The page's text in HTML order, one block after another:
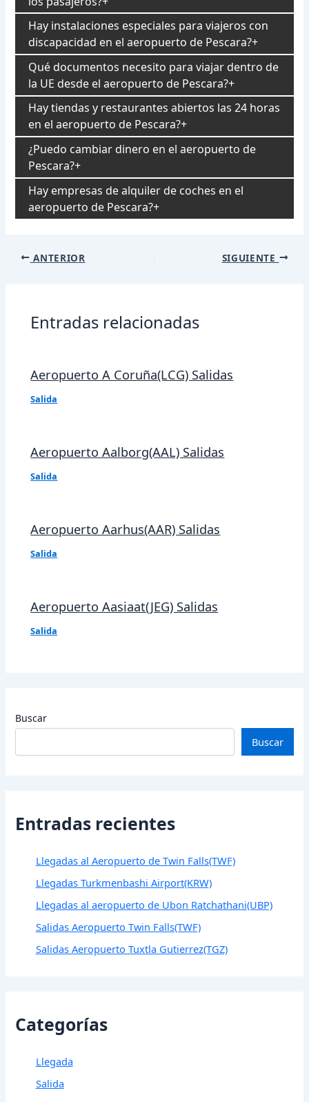
Hay instalaciones especiales para viajeros con
discapacidad en el aeropuerto de Pescara?
Qué documentos necesito para viajar dentro de
la UE desde el aeropuerto de Pescara?
Hay tiendas y restaurantes abiertos las 24 horas
en el aeropuerto de Pescara?
¿Puedo cambiar dinero en el aeropuerto de
Pescara?
Hay empresas de alquiler de coches en el
aeropuerto de Pescara?
Navegación
ANTERIOR SIGUIENTE
Entradas relacionadas
Aeropuerto A Coruña(LCG) Salidas
Salida
Aeropuerto Aalborg(AAL) Salidas
Salida
Aeropuerto Aarhus(AAR) Salidas
Salida
Aeropuerto Aasiaat(JEG) Salidas
Salida
Buscar
Buscar
Entradas recientes
Llegadas al Aeropuerto de Twin Falls(TWF)
Llegadas Turkmenbashi Airport(KRW)
Llegadas al aeropuerto de Ubon Ratchathani(UBP)
Salidas Aeropuerto Twin Falls(TWF)
Salidas Aeropuerto Tuxtla Gutierrez(TGZ)
Categorías
Llegada
Salida